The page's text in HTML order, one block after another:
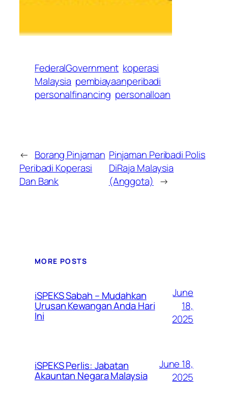
FederalGovernment koperasi
Malaysia pembiayaanperibadi
personalfinancing personalloan
← Borang Pinjaman
Peribadi Koperasi
Dan Bank
Pinjaman Peribadi Polis
DiRaja Malaysia
(Anggota) →
MORE POSTS
iSPEKS Sabah – Mudahkan
Urusan Kewangan Anda Hari
Ini
June
18,
2025
iSPEKS Perlis: Jabatan
Akauntan Negara Malaysia
June 18,
2025